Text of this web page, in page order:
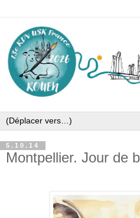
5.10.14
Montpellier. Jour de